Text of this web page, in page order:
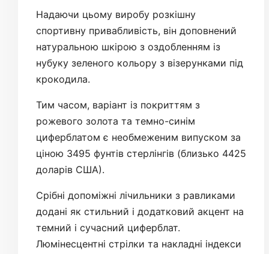
Надаючи цьому виробу розкішну
спортивну привабливість, він доповнений
натуральною шкірою з оздобленням із
нубуку зеленого кольору з візерунками під
крокодила.
Тим часом, варіант із покриттям з
рожевого золота та темно-синім
циферблатом є необмеженим випуском за
ціною 3495 фунтів стерлінгів (близько 4425
доларів США).
Срібні допоміжні лічильники з равликами
додані як стильний і додатковий акцент на
темний і сучасний циферблат.
Люмінесцентні стрілки та накладні індекси